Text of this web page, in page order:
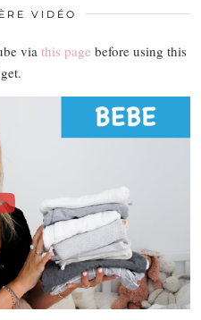
VIDÉO
via this page before using this